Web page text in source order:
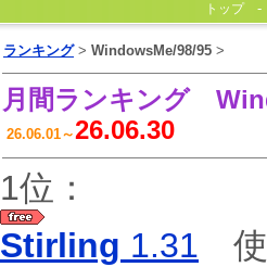
トップ
ランキング> WindowsMe/98/95 >
月間ランキング
26.06.01～26.06.30
1位：
Stirling 1.31 使